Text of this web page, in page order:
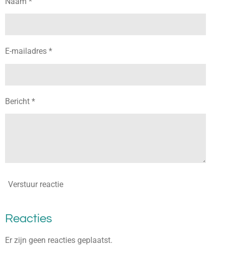
E-mailadres *
Bericht *
Verstuur reactie
Reacties
Er zijn geen reacties geplaatst.